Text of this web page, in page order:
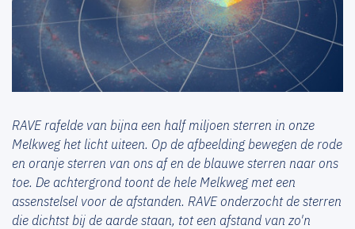
RAVE rafelde van bijna een half miljoen sterren in onze
Melkweg het licht uiteen. Op de afbeelding bewegen de rode
en oranje sterren van ons af en de blauwe sterren naar ons
toe. De achtergrond toont de hele Melkweg met een
assenstelsel voor de afstanden. RAVE onderzocht de sterren
die dichtst bij de aarde staan, tot een afstand van zo'n